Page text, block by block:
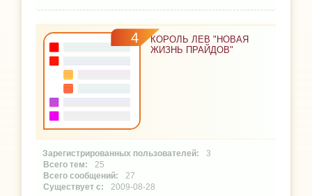
4
КОРОЛЬ ЛЕВ "НОВАЯ
ЖИЗНЬ ПРАЙДОВ"
3
25
27
2009-08-28